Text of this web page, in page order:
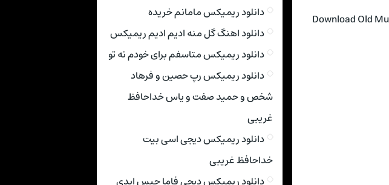
Download Old
دانلود ریمیکس مامانم خریده
دانلود اهنگ گل منه ادیم ادیم ریمیکس
دانلود ریمیکس متاسفم برای خودم نه تو
دانلود ریمیکس رپ حصین و فرهاد
شخص و حمید صفت و یاس خداحافظ
غریبی
دانلود ریمیکس دیجی اسی بیت
خداحافظ غریبی
دانلود ریمیکس دیجی فاما حبس ابدی